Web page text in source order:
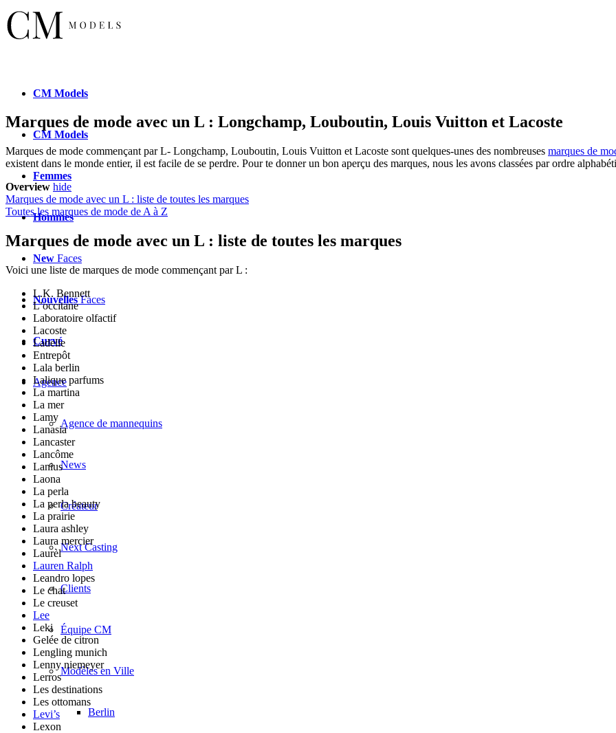
CM Models
CM Models
Femmes
Hommes
New Faces
NouvellesFaces
Curvé
Agence
Agence de mannequins
News
Créateur
Next Casting
Clients
Équipe CM
Modèles en Ville
Berlin
Marques de mode avec un L : Longchamp, Louboutin, Louis Vuitton et Lacoste
Marques de mode commençant par L- Longchamp, Louboutin, Louis Vuitton et Lacoste sont quelques-unes des nombreuses marques de
existent dans le monde entier, il est facile de se perdre. Pour te donner un bon aperçu des marques, nous les avons classées par ordre
Overview hide
Marques de mode avec un L : liste de toutes les marques
Toutes les marques de mode de A à Z
Marques de mode avec un L : liste de toutes les marques
Voici une liste de marques de mode commençant par L :
L.K. Bennett
L’occitane
Laboratoire olfactif
Lacoste
Ladelle
Entrepôt
Lala berlin
Lalique parfums
La martina
La mer
Lamy
Lanasia
Lancaster
Lancôme
Lanius
Laona
La perla
La perla beauty
La prairie
Laura ashley
Laura mercier
Laurèl
Lauren Ralph
Leandro lopes
Le chat
Le creuset
Lee
Leki
Gelée de citron
Lengling munich
Lenny niemeyer
Lerros
Les destinations
Les ottomans
Levi’s
Lexon